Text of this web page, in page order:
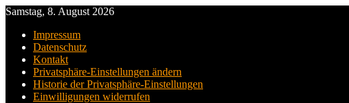
Samstag, 8. August 2026
Impressum
Datenschutz
Kontakt
Privatsphäre-Einstellungen ändern
Historie der Privatsphäre-Einstellungen
Einwilligungen widerrufen